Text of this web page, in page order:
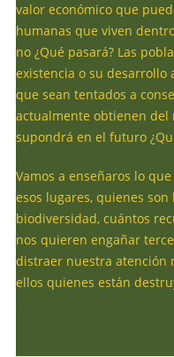
valor económico que
humanas que viven
no ¿Qué pasará? Las
existencia o su desarrollo
que sean tentados a
actualmente obtienen del
supondrá en el futuro
Vamos a enseñaros lo
esos lugares, quienes
biodiversidad, cuántos
nos quieren engañar
distraer nuestra atención
ellos quienes están